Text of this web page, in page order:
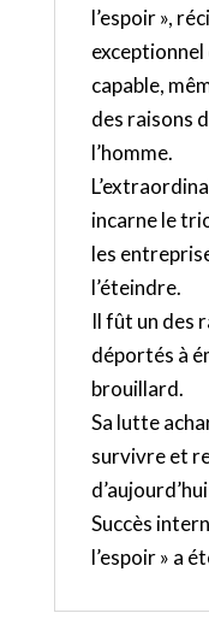
l’espoir »,
exceptionnel
capable,
des raisons
l’homme.
incarne le
les
l’éteindre.
Il fût un des
déportés à
brouillard.
Sa lutte
survivre et
Succès
l’espoir » a